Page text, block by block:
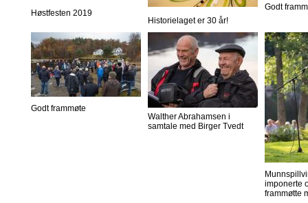
Høstfesten 2019
Historielaget er 30 år!
Godt
Godt frammøte
Walther Abrahamsen i
samtale med Birger Tvedt
imponerte
frammøtte